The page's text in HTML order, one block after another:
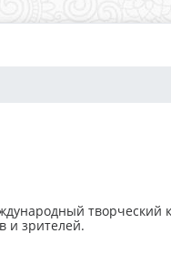
творческий
и зрителей.